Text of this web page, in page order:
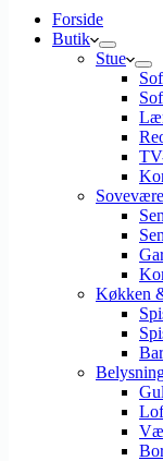
Forside
Butik
Stue
Køkken